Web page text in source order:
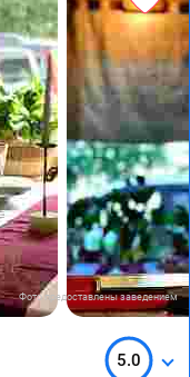
Фото предоставлены заведением
5.0